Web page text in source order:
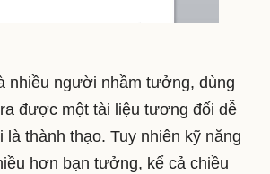
nhiều người nhầm tưởng, dùng
được một tài liệu tương đối dễ
thành thạo. Tuy nhiên kỹ năng
hơn bạn tưởng, kể cả chiều